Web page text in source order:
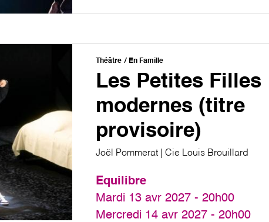
Théâtre En Famille
Les Petites Filles
modernes (titre
provisoire)
Joël Pommerat | Cie Louis Brouillard
Equilibre
Mardi 13 avr 2027 - 20h00
Mercredi 14 avr 2027 - 20h00